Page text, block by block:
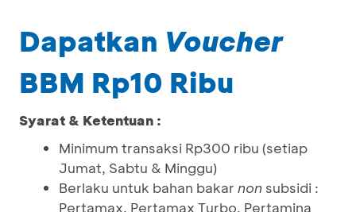
Dapatkan Voucher
BBM Rp10 Ribu
Syarat & Ketentuan :
Minimum transaksi Rp300 ribu (setiap
Jumat, Sabtu & Minggu)
Berlaku untuk bahan bakar non subsidi :
Pertamax, Pertamax Turbo, Pertamina